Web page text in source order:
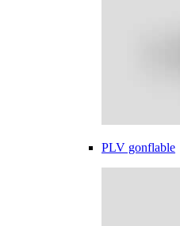
PLV gonflable